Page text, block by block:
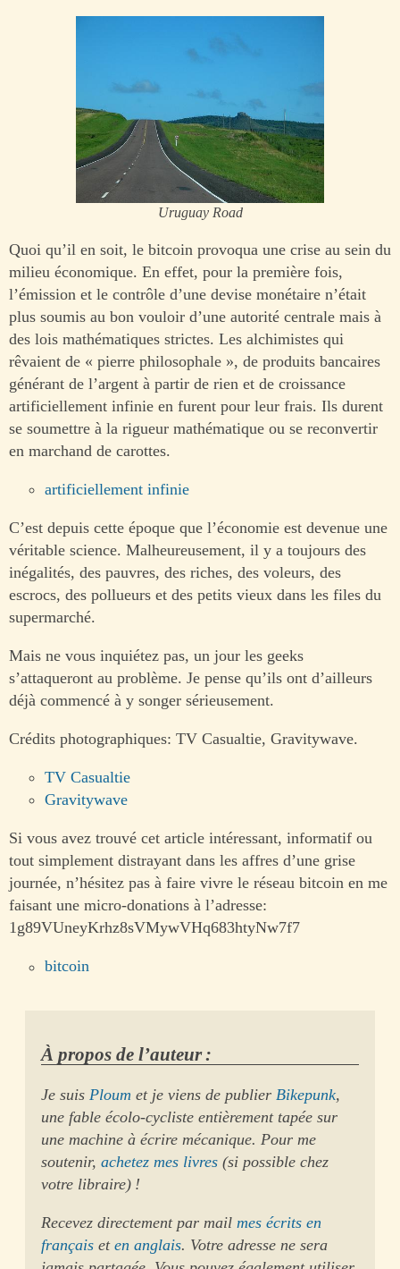
Uruguay Road
Quoi qu’il en soit, le bitcoin provoqua une crise au sein du
milieu économique. En effet, pour la première fois,
l’émission et le contrôle d’une devise monétaire n’était
plus soumis au bon vouloir d’une autorité centrale mais à
des lois mathématiques strictes. Les alchimistes qui
rêvaient de « pierre philosophale », de produits bancaires
générant de l’argent à partir de rien et de croissance
artificiellement infinie en furent pour leur frais. Ils durent
se soumettre à la rigueur mathématique ou se reconvertir
en marchand de carottes.
artificiellement infinie
C’est depuis cette époque que l’économie est devenue une
véritable science. Malheureusement, il y a toujours des
inégalités, des pauvres, des riches, des voleurs, des
escrocs, des pollueurs et des petits vieux dans les files du
supermarché.
Mais ne vous inquiétez pas, un jour les geeks
s’attaqueront au problème. Je pense qu’ils ont d’ailleurs
déjà commencé à y songer sérieusement.
Crédits photographiques: TV Casualtie, Gravitywave.
TV Casualtie
Gravitywave
Si vous avez trouvé cet article intéressant, informatif ou
tout simplement distrayant dans les affres d’une grise
journée, n’hésitez pas à faire vivre le réseau bitcoin en me
faisant une micro-donations à l’adresse:
1g89VUneyKrhz8sVMywVHq683htyNw7f7
bitcoin
À propos de l’auteur :
Je suisPloum et je viens de publierBikepunk,
une fable écolo-cycliste entièrement tapée sur
une machine à écrire mécanique. Pour me
soutenir,achetez mes livres (si possible chez
votre libraire) !
Recevez directement par mailmes écrits en
français eten anglais. Votre adresse ne sera